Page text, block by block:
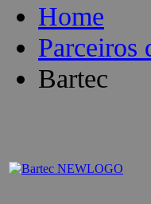
Home
Parceiros
Bartec